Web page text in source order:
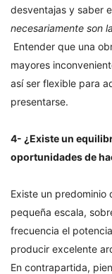
desventajas y saber
necesariamente son
Entender que una
mayores
así ser flexible para
presentarse.
4- ¿Existe un
oportunidades de
Existe un predominio
pequeña escala,
frecuencia el
producir excelente
En contrapartida,